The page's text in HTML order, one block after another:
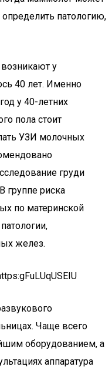
патологию,
у
40 лет. Именно
у 40-летних
пола стоит
УЗИ молочных
груди
группе риска
по материнской
желез.
Чаще всего
оборудованием, а
аппаратура